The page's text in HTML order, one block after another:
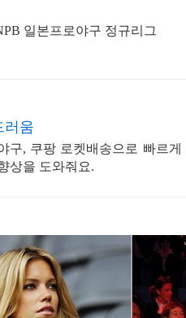
일본프로야구 정규리그
러움
구, 쿠팡 로켓배송으로 빠르
상을 도와줘요.